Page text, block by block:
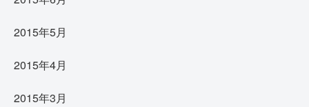
2015年5月
2015年4月
2015年3月